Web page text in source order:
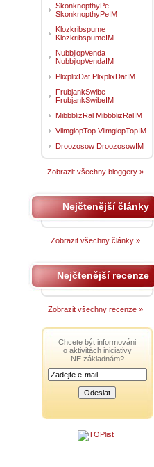
SkonknopthyPe
SkonknopthyPeIM
Klozkribspume
KlozkribspumeIM
NubbjlopVenda
NubbjlopVendaIM
PlixplixDat PlixplixDatIM
FrubjankSwibe
FrubjankSwibeIM
MibbblizRal MibbblizRalIM
VlimglopTop VlimglopTopIM
Droozosow DroozosowIM
Zobrazit všechny bloggery »
Nejčtenější články
Zobrazit všechny články »
Nejčtenější recenze
Zobrazit všechny recenze »
Chcete být informováni
o aktivitách iniciativy
NE základnám?